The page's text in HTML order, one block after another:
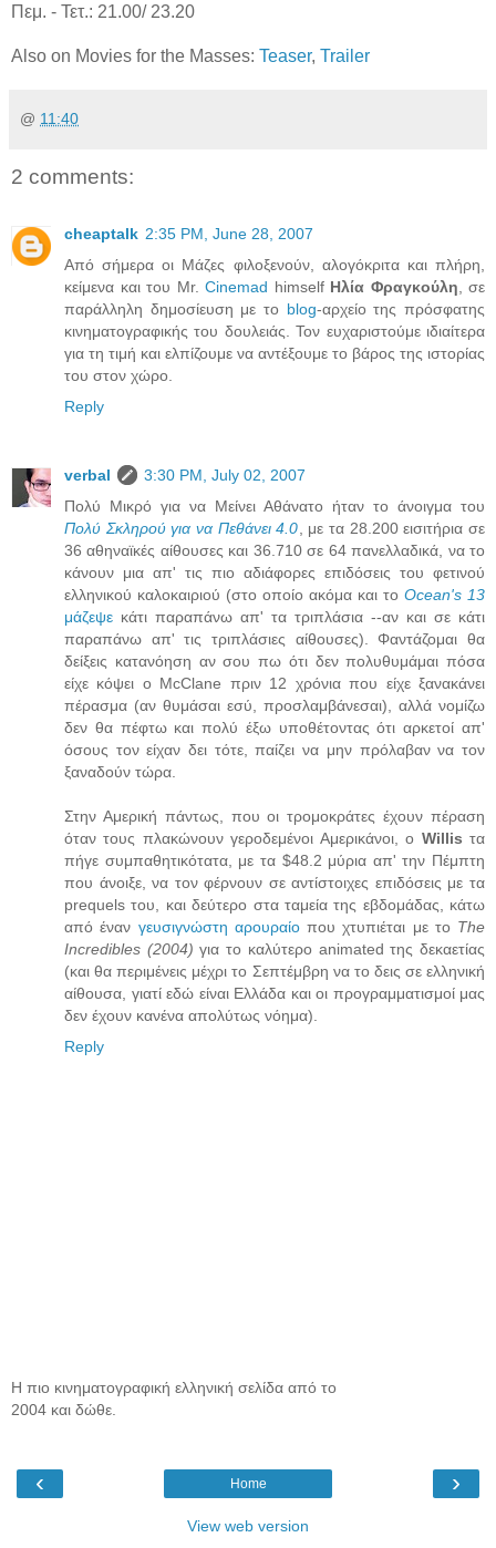
Πεμ. - Τετ.: 21.00/ 23.20
Also on Movies for the Masses: Teaser, Trailer
@ 11:40
2 comments:
cheaptalk 2:35 PM, June 28, 2007
Από σήμερα οι Μάζες φιλοξενούν, αλογόκριτα και πλήρη,
κείμενα και του Mr. Cinemad himself Ηλία Φραγκούλη , σε
παράλληλη δημοσίευση με το blog-αρχείο της πρόσφατης
κινηματογραφικής του δουλειάς. Τον ευχαριστούμε ιδιαίτερα
για τη τιμή και ελπίζουμε να αντέξουμε το βάρος της ιστορίας
του στον χώρο.
Reply
verbal
3:30 PM, July 02, 2007
Πολύ Μικρό για να Μείνει Αθάνατο ήταν το άνοιγμα του
Πολύ Σκληρού για να Πεθάνει 4.0 , με τα 28.200 εισιτήρια σε
36 αθηναϊκές αίθουσες και 36.710 σε 64 πανελλαδικά, να το
κάνουν μια απ' τις πιο αδιάφορες επιδόσεις του φετινού
ελληνικού καλοκαιριού (στο οποίο ακόμα και το Ocean's 13
μάζεψε κάτι παραπάνω απ' τα τριπλάσια --αν και σε κάτι
παραπάνω απ' τις τριπλάσιες αίθουσες). Φαντάζομαι θα
δείξεις κατανόηση αν σου πω ότι δεν πολυθυμάμαι πόσα
είχε κόψει ο McClane πριν 12 χρόνια που είχε ξανακάνει
πέρασμα (αν θυμάσαι εσύ, προσλαμβάνεσαι), αλλά νομίζω
δεν θα πέφτω και πολύ έξω υποθέτοντας ότι αρκετοί απ'
όσους τον είχαν δει τότε, παίζει να μην πρόλαβαν να τον
ξαναδούν τώρα.
Στην Αμερική πάντως, που οι τρομοκράτες έχουν πέραση
όταν τους πλακώνουν γεροδεμένοι Αμερικάνοι, ο Willis τα
πήγε συμπαθητικότατα, με τα $48.2 μύρια απ' την Πέμπτη
που άνοιξε, να τον φέρνουν σε αντίστοιχες επιδόσεις με τα
prequels του, και δεύτερο στα ταμεία της εβδομάδας, κάτω
από έναν γευσιγνώστη αρουραίοπου χτυπιέται με το Τhe
Incredibles (2004) για το καλύτερο animated της δεκαετίας
(και θα περιμένεις μέχρι το Σεπτέμβρη να το δεις σε ελληνική
αίθουσα, γιατί εδώ είναι Ελλάδα και οι προγραμματισμοί μας
δεν έχουν κανένα απολύτως νόημα).
Reply
Η πιο κινηματογραφική ελληνική σελίδα από το
2004 και δώθε.
‹ ›
Home
View web version